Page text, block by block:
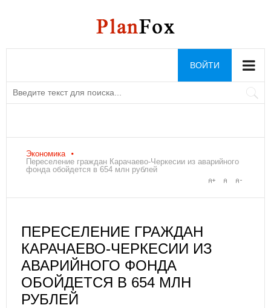
ВОЙТИ
Экономика
Переселение граждан Карачаево-Черкесии из аварийного
фонда обойдется в 654 млн рублей
ПЕРЕСЕЛЕНИЕ ГРАЖДАН
КАРАЧАЕВО-ЧЕРКЕСИИ ИЗ
АВАРИЙНОГО ФОНДА
ОБОЙДЕТСЯ В 654 МЛН
РУБЛЕЙ